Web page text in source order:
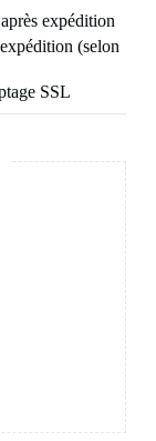
expédition
(selon
SSL